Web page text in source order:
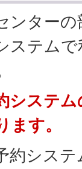
ンター
ステム
システ
ます。
約シス